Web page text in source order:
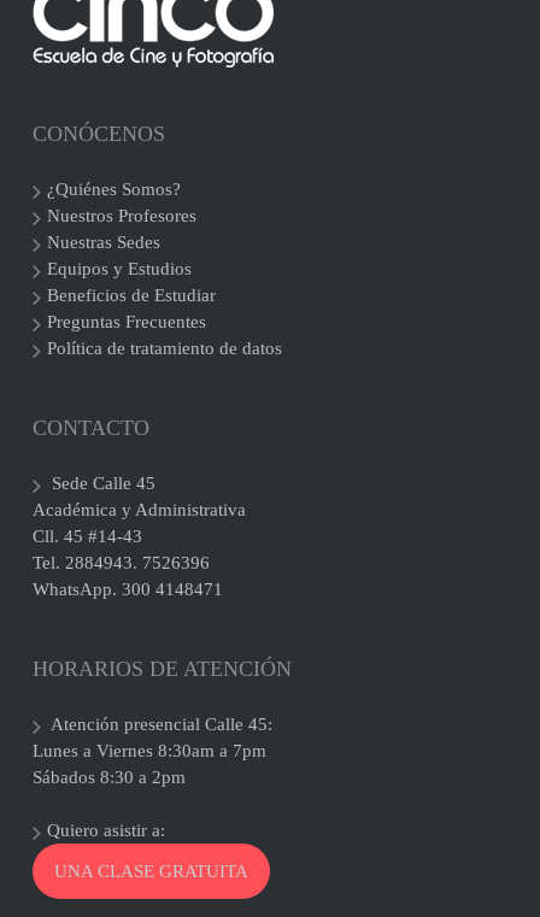
CONÓCENOS
¿Quiénes Somos?
Nuestros Profesores
Nuestras Sedes
Equipos y Estudios
Beneficios de Estudiar
Preguntas Frecuentes
Política de tratamiento de datos
CONTACTO
Sede Calle 45
Académica y Administrativa
Cll. 45 #14-43
Tel. 2884943. 7526396
WhatsApp. 300 4148471
HORARIOS DE ATENCIÓN
Atención presencial Calle 45:
Lunes a Viernes 8:30am a 7pm
Sábados 8:30 a 2pm
Quiero asistir a:
UNA CLASE GRATUITA